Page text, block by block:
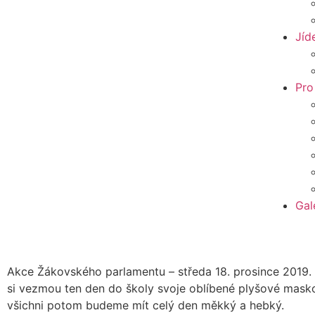
Akce Žákovského parlamentu – středa 18. prosince
si vezmou ten den do školy svoje oblíbené plyšové
všichni potom budeme mít celý den měkký a hebký.